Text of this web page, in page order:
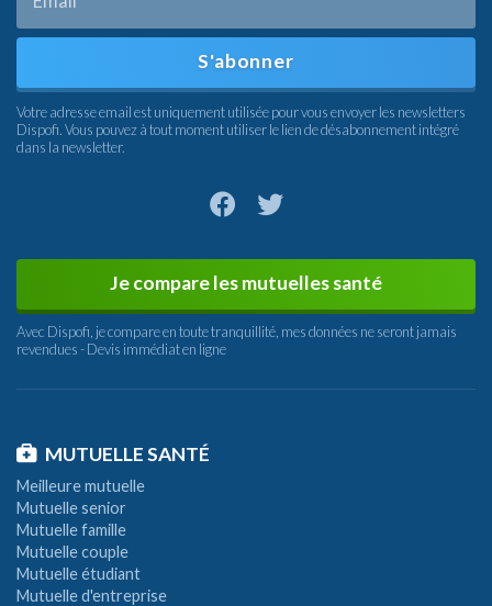
S'abonner
Votre adresse email est uniquement utilisée pour vous envoyer les newsletters
Dispofi. Vous pouvez à tout moment utiliser le lien de désabonnement intégré
dans la newsletter.
Je compare les mutuelles santé
Avec Dispofi, je compare en toute tranquillité, mes données ne seront jamais
revendues - Devis immédiat en ligne
MUTUELLE SANTÉ
Meilleure mutuelle
Mutuelle senior
Mutuelle famille
Mutuelle couple
Mutuelle étudiant
Mutuelle d'entreprise